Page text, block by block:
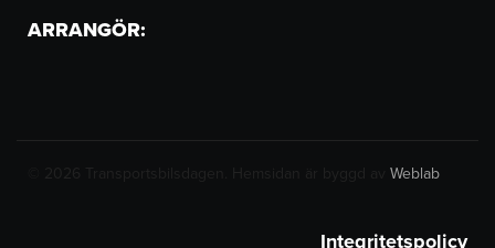
ARRANGÖR:
Weblab
Integritetspolicy